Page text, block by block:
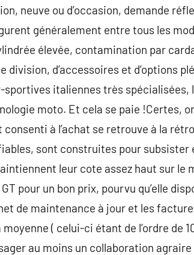
neuve ou d’occasion, demande
généralement entre tous les
élevée, contamination par
division, d’accessoires et d’options
italiennes très spécialisées,
moto. Et cela se paie !Certes,
à l’achat se retrouve à la
sont construites pour subsister
leur cote assez haut sur le
pour un bon prix, pourvu qu’elle
de maintenance à jour et les
( celui-ci étant de l’ordre de
au moins un collaboration agraire